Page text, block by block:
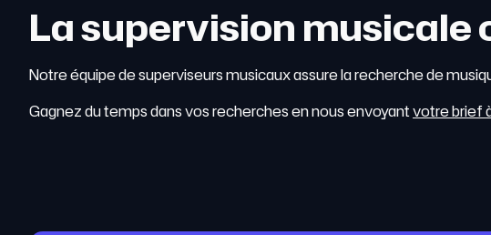
La supervision musicale
Notre équipe de superviseurs musicaux assure la recherche de
Gagnez du temps dans vos recherches en nous envoyantvotre brief